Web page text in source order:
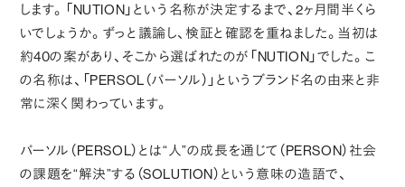
します。「NUTION」という名称が決定するまで、2ヶ月間半くら
いでしょうか。ずっと議論し、検証と確認を重ねました。当初は
約40の案があり、そこから選ばれたのが「NUTION」でした。こ
の名称は、「PERSOL（パーソル）」というブランド名の由来と非
常に深く関わっています。
パーソル（PERSOL）とは“人”の成長を通じて（PERSON）社会
の課題を“解決”する（SOLUTION）という意味の造語で、